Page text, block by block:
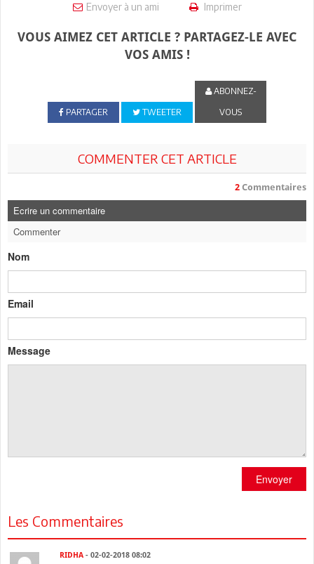
Envoyer à un ami Imprimer
VOUS AIMEZ CET ARTICLE ? PARTAGEZ-LE AVEC
VOS AMIS !
PARTAGER TWEETER
ABONNEZ-
VOUS
COMMENTER CET ARTICLE
2 Commentaires
Ecrire un commentaire
Commenter
Nom
Email
Message
Envoyer
Les Commentaires
RIDHA - 02-02-2018 08:02